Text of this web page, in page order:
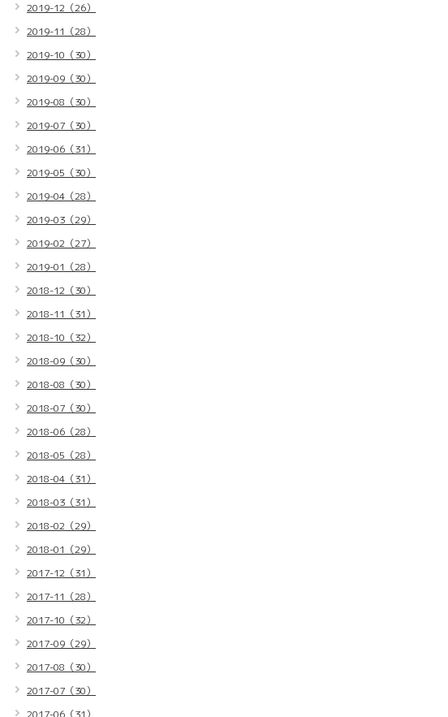
2019-12（26）
2019-11（28）
2019-10（30）
2019-09（30）
2019-08（30）
2019-07（30）
2019-06（31）
2019-05（30）
2019-04（28）
2019-03（29）
2019-02（27）
2019-01（28）
2018-12（30）
2018-11（31）
2018-10（32）
2018-09（30）
2018-08（30）
2018-07（30）
2018-06（28）
2018-05（28）
2018-04（31）
2018-03（31）
2018-02（29）
2018-01（29）
2017-12（31）
2017-11（28）
2017-10（32）
2017-09（29）
2017-08（30）
2017-07（30）
2017-06（31）